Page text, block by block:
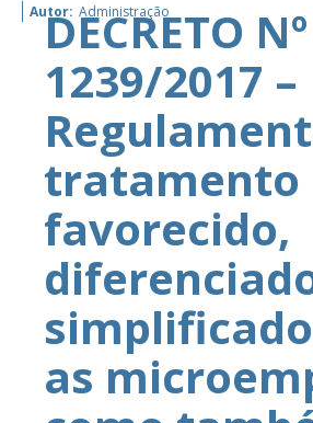
Autor: Administração
DECRETO Nº
1239/2017 –
tratamento
favorecido,
as